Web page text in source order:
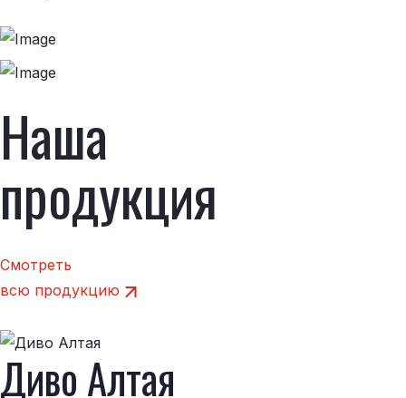
Наша
продукция
Смотреть
всю продукцию
Диво Алтая